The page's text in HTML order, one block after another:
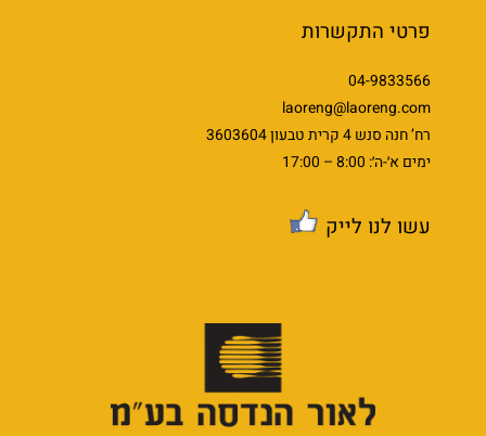
פרטי התקשרות
04-9833566
laoreng@laoreng.com
רח’ חנה סנש 4 קרית טבעון 3603604
ימים א׳-ה׳: 8:00 – 17:00
עשו לנו לייק